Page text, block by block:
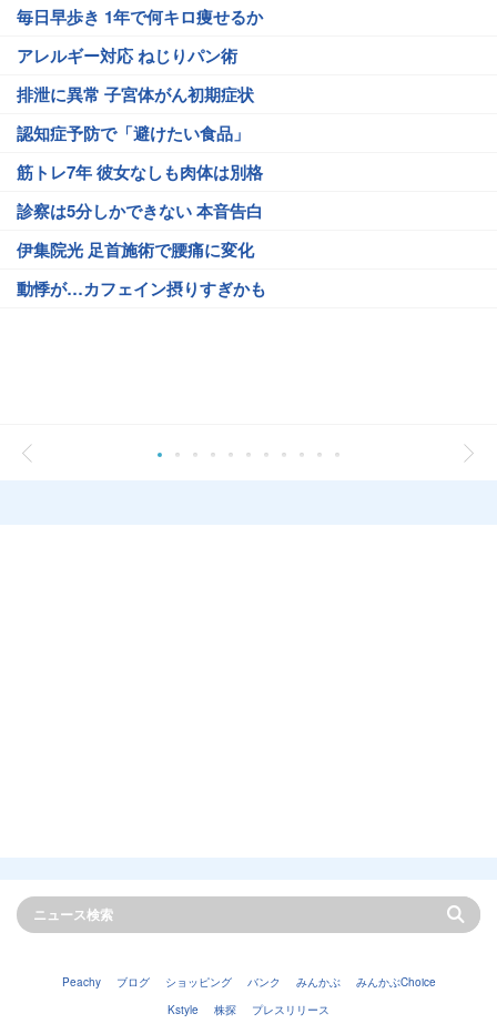
毎日早歩き 1年で何キロ痩せるか
アレルギー対応 ねじりパン術
排泄に異常 子宮体がん初期症状
認知症予防で「避けたい食品」
筋トレ7年 彼女なしも肉体は別格
診察は5分しかできない 本音告白
伊集院光 足首施術で腰痛に変化
動悸が…カフェイン摂りすぎかも
Peachy ブログ ショッピング バンク みんかぶ
みんかぶChoice
Kstyle
株探 プレスリリース